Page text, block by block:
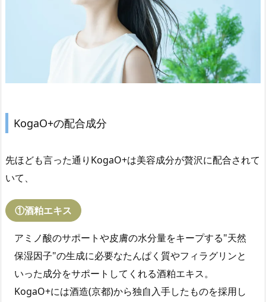
KogaO+の配合成分
先ほども言った通りKogaO+は美容成分が贅沢に配合されて
いて、
①酒粕エキス
アミノ酸のサポートや皮膚の水分量をキープする"天然
保湿因子"の生成に必要なたんぱく質やフィラグリンと
いった成分をサポートしてくれる酒粕エキス。
KogaO+には酒造(京都)から独自入手したものを採用し